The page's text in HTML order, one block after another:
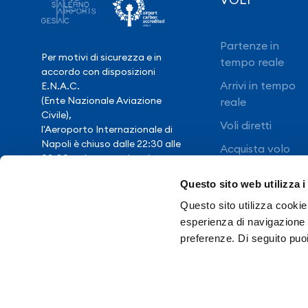
Questo sito web utilizza i
Questo sito utilizza
esperienza di
preferenze. Di seguito
Per motivi di sicurezza e in
accordo con disposizioni
E.N.A.C.
(Ente Nazionale Aviazione
Civile),
l'Aeroporto Internazionale di
Napoli è chiuso dalle 22:30 alle
03:30, salvo eccezionale
Partenze in
tempo reale
Arrivi in tempo
reale
Voli diretti
Acquista volo